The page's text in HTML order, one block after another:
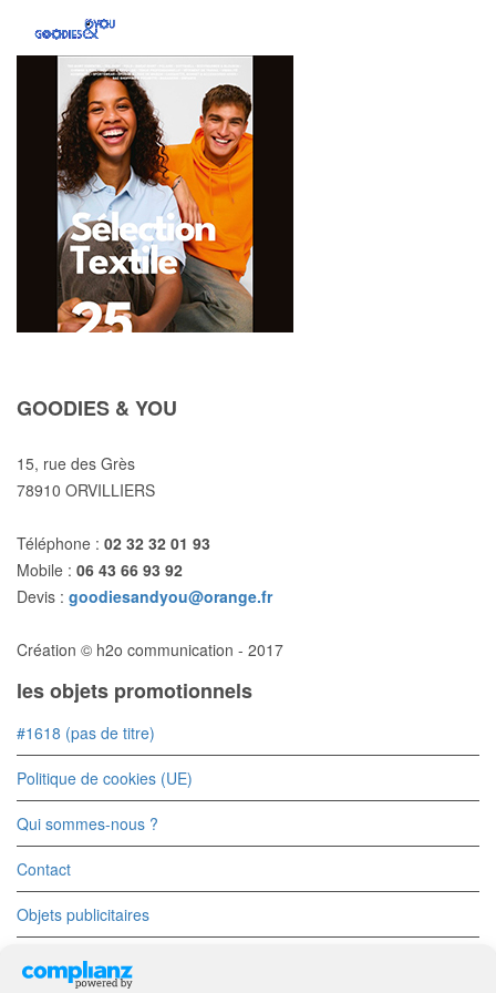
GOODIES & YOU
15, rue des Grès
78910 ORVILLIERS
Téléphone : 02 32 32 01 93
Mobile : 06 43 66 93 92
Devis : goodiesandyou@orange.fr
Création © h2o communication - 2017
les objets promotionnels
#1618 (pas de titre)
Politique de cookies (UE)
Qui sommes-nous ?
Contact
Objets publicitaires
Objets Divers